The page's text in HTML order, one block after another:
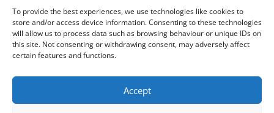
To provide the best experiences, we use technologies like cookies to
store and/or access device information. Consenting to these technologies
will allow us to process data such as browsing behaviour or unique IDs on
this site. Not consenting or withdrawing consent, may adversely affect
certain features and functions.
Accept